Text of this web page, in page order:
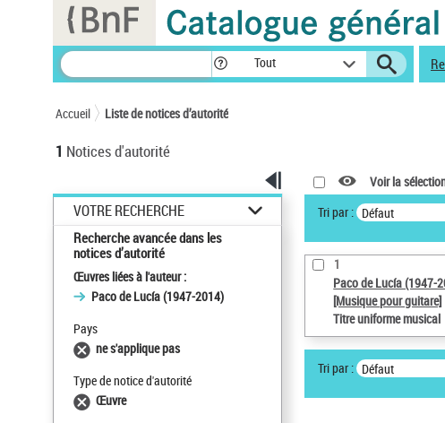
Tout
Accueil Liste de notices d’autorité
1 Notices d'autorité
VOTRE RECHERCHE
Recherche avancée dans les
notices d’autorité
Œuvres liées à l'auteur :
Paco de Lucía (1947-2014)
Pays
ne s'applique pas
Type de notice d'autorité
Œuvre
Voir la
Tri par : Défaut
1
Paco de Lucía (1947-
[Musique pour guitare]
Titre uniforme musical
Tri par : Défaut
Panneau de gestion des cookies